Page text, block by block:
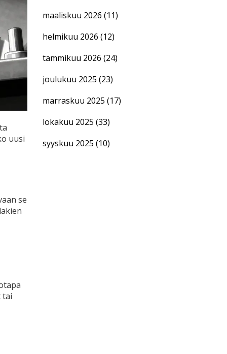
uusi
se
tai
maaliskuu 2026 (11)
helmikuu 2026 (12)
tammikuu 2026 (24)
joulukuu 2025 (23)
marraskuu 2025 (17)
lokakuu 2025 (33)
syyskuu 2025 (10)